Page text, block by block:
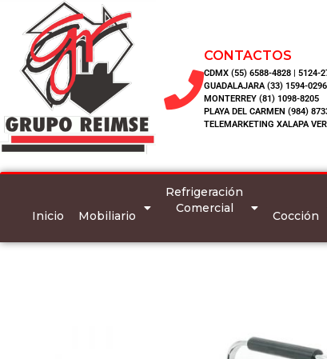
CONTACTOS
CDMX (55) 6588-4828 | 5124-
GUADALAJARA (33) 1594-
MONTERREY (81) 1098-8205
PLAYA DEL CARMEN (984)
TELEMARKETING XALAPA
Inicio Mobiliario
Refrigeración
Comercial
Cocción